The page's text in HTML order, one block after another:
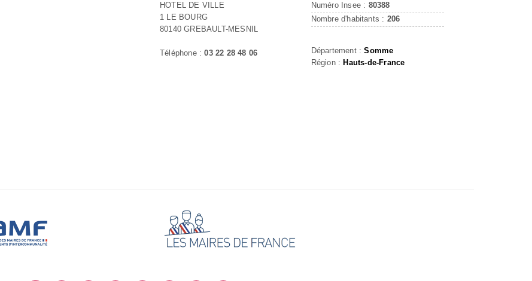
HOTEL DE VILLE
1 LE BOURG
80140 GREBAULT-MESNIL
Téléphone :03 22 28 48 06
Numéro Insee : 80388
Nombre d'habitants : 206
Département :Somme
Région : Hauts-de-France